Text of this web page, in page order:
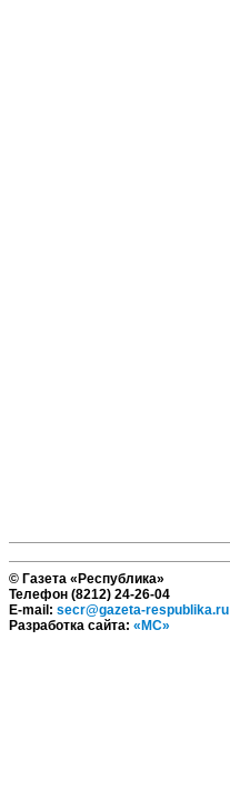
© Газета «Республика»
Телефон (8212) 24-26-04
E-mail: secr@gazeta-respublika.ru
Разработка сайта: «МС»